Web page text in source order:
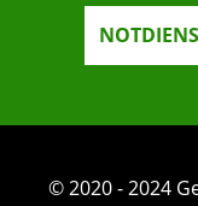
© 2020 - 2024